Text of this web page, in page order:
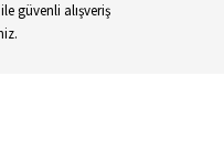
ile güvenli alışveriş